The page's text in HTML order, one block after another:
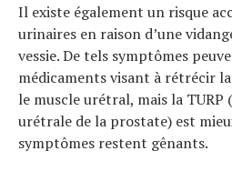
Il existe également un risque
urinaires en raison d’une
vessie. De tels symptômes
médicaments visant à rétrécir
le muscle urétral, mais la
urétrale de la prostate) est
symptômes restent gênants.